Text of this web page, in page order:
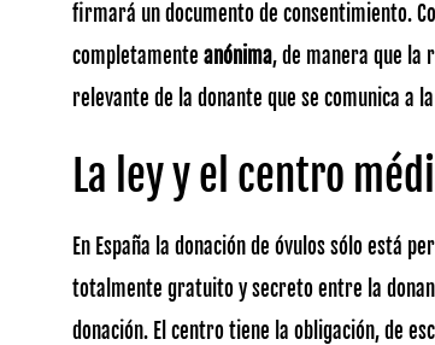
ﬁrmará un documento de consentimiento.
completamente anónima, de manera que la
relevante de la donante que se comunica a
La ley y el centro
En España la donación de óvulos sólo está
totalmente gratuito y secreto entre la
donación. El centro tiene la obligación, de